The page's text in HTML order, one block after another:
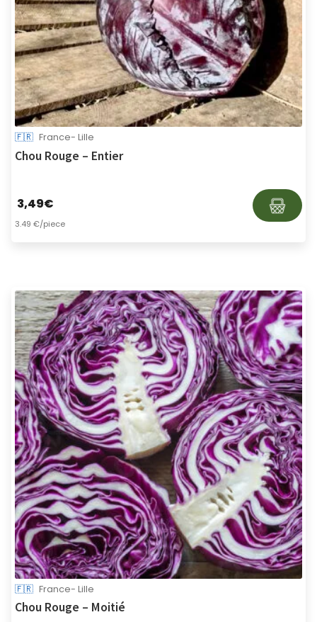
🇫🇷 France- Lille
Chou Rouge – Entier
3,49€
3.49 €/piece
🇫🇷 France- Lille
Chou Rouge – Moitié